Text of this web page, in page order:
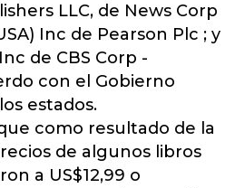
LLC, de News Corp
Inc de Pearson Plc ; y
de CBS Corp -
con el Gobierno
estados.
como resultado de la
de algunos libros
a US$12,99 o